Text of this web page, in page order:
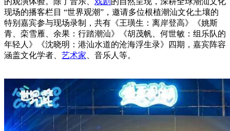
现场的播客栏目 “世界观潮”，邀请多位根植潮汕文化土壤的
特别嘉宾参与现场录制，共有《王璜生：离岸登高》《姚斯
青、栾雪雁、余果：行踏潮汕》《胡茂帆、何世敏：组乐队的
年轻人》《沈晓明：港汕水道的沧海浮生录》四期，嘉宾阵容
涵盖文化学者、 艺术家 、音乐人等。